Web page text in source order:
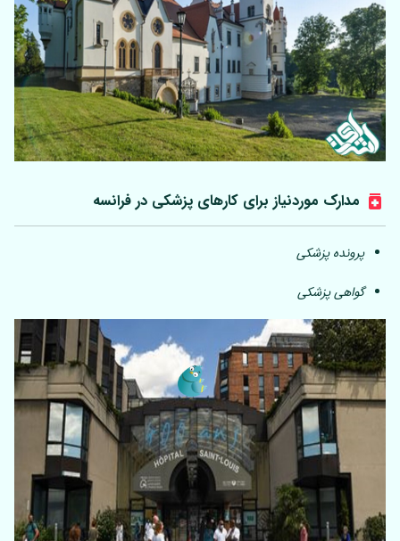
مدارک موردنیاز برای کارهای پزشکی در فرانسه
پرونده پزشکی
گواهی پزشکی